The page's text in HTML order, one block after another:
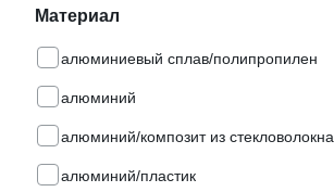
Материал
алюминиевый сплав/полипропилен
алюминий
алюминий/композит из стекловолокна
алюминий/пластик